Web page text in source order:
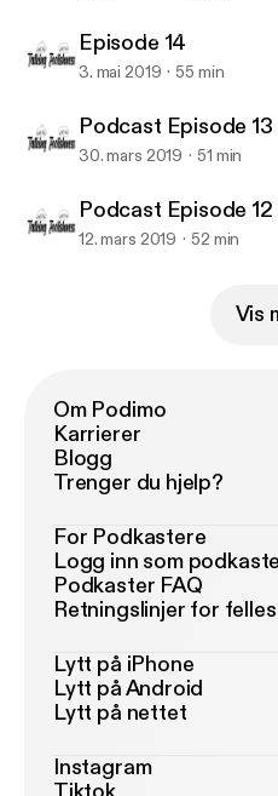
Talking Foolishness
Episode 14
3. mai 2019 55 min
Podcast Episode 13
30. mars 2019 51 min
Podcast Episode
12. mars 2019 52 min
Vis
Om Podimo
Karrierer
Blogg
Trenger du hjelp?
For Podkastere
Logg inn som
Podkaster FAQ
Retningslinjer for
Lytt på iPhone
Lytt på Android
Lytt på nettet
Instagram